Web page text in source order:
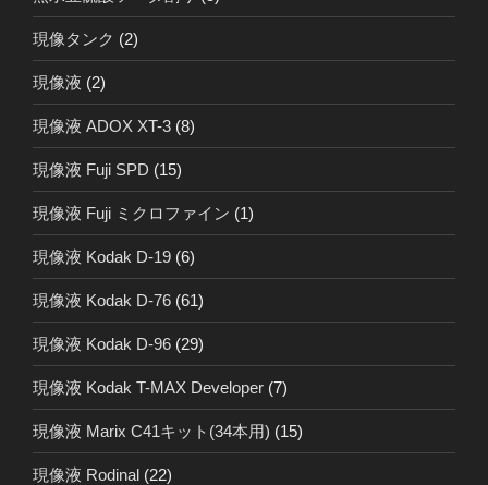
現像タンク (2)
現像液 (2)
現像液 ADOX XT-3 (8)
現像液 Fuji SPD (15)
現像液 Fuji ミクロファイン (1)
現像液 Kodak D-19 (6)
現像液 Kodak D-76 (61)
現像液 Kodak D-96 (29)
現像液 Kodak T-MAX Developer (7)
現像液 Marix C41キット(34本用) (15)
現像液 Rodinal (22)